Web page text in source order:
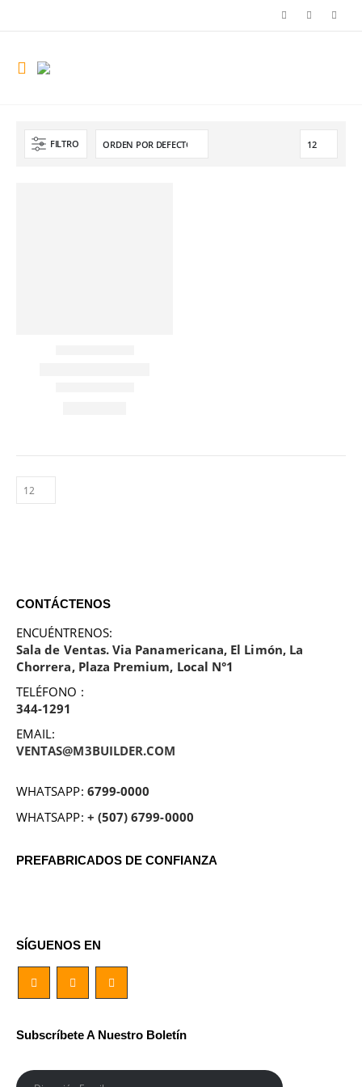
FILTRO
CONTÁCTENOS
ENCUÉNTRENOS:
Sala de Ventas. Via Panamericana, El Limón, La
Chorrera, Plaza Premium, Local N°1
TELÉFONO :
344-1291
EMAIL:
VENTAS@M3BUILDER.COM
WHATSAPP: 6799-0000
WHATSAPP: + (507) 6799-0000
PREFABRICADOS DE CONFIANZA
SÍGUENOS EN
Subscríbete A Nuestro Boletín